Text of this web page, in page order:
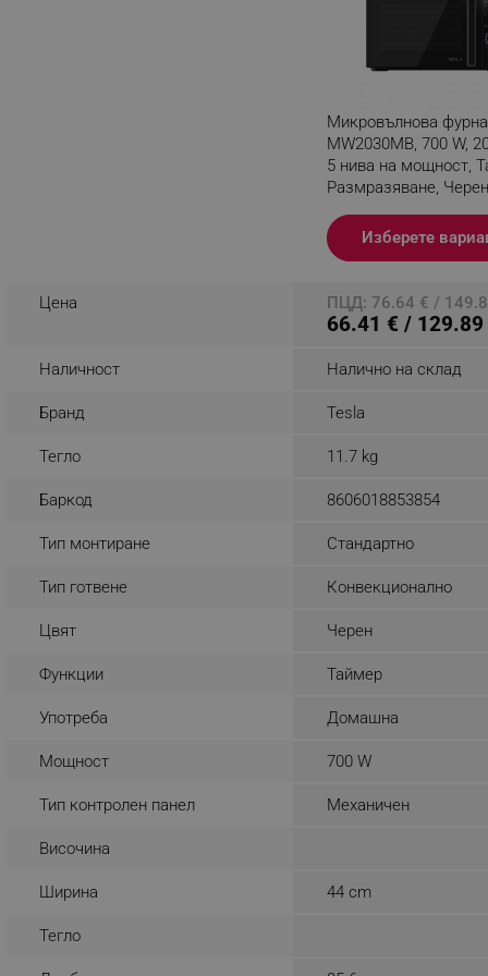
Микровълнова
MW2030MB, 700 W,
5 нива на мощност,
Размразяване, Черен
Разглеждате този
Изберете
Цена ПЦД: 76.64 € /
66.41 € / 129.89
Наличност Налично на склад
Бранд Tesla
Тегло 11.7 kg
Баркод 8606018853854
Тип монтиране Стандартно
Тип готвене Конвекционално
Цвят Черен
Функции Таймер
Употреба Домашна
Мощност 700 W
Тип контролен панел Механичен
Височина
Ширина 44 cm
Тегло
_nzm_id_92166-7699
_sgf_session_id
_sgf_test_mode
_sgf_tracking
_sgf_delayed_actions,
_sgf_delayed_campaigns
_sgf_npq
_sgf_clicked_banners
rlv_h_fbp
rlv_
rlv_g
rlv_h_profile